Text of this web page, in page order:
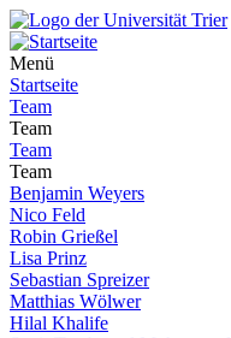
Menü
Startseite
Team
Team
Team
Team
Benjamin Weyers
Nico Feld
Robin Grießel
Lisa Prinz
Sebastian Spreizer
Matthias Wölwer
Hilal Khalife